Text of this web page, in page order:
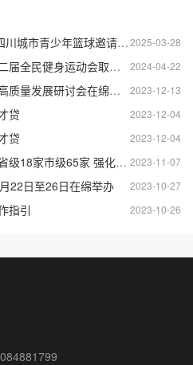
2025-03-28
青少年篮球邀请赛盛大举行
2024-04-22
健身运动会取得优异成绩
2023-12-13
量发展研讨会在绵举行
2023-12-04
贷
2023-12-04
贷
2023-11-07
化创新主体地位 增强技术创新能力
2023-10-27
22日至26日在绵举办
2023-10-26
指引